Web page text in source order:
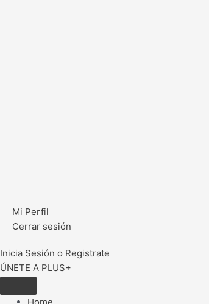
Mi Perfil
Cerrar sesión
Inicia Sesión o Registrate
ÚNETE A PLUS+